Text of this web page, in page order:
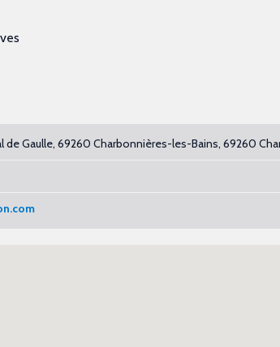
de Gaulle, 69260 Charbonnières-les-Bains, 69260